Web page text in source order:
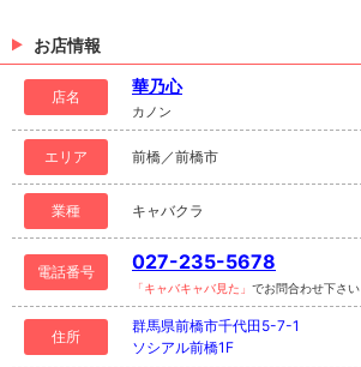
お店情報
店名
華乃心
カノン
エリア 前橋／前橋市
業種 キャバクラ
電話番号 027-235-5678
「キャバキャバ見た」 でお問合わせ下さい
住所
群馬県前橋市千代田5-7-1
ソシアル前橋1F